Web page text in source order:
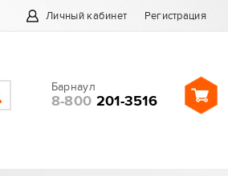
Личный кабинет Регистрация
Барнаул
8-800 201-3516